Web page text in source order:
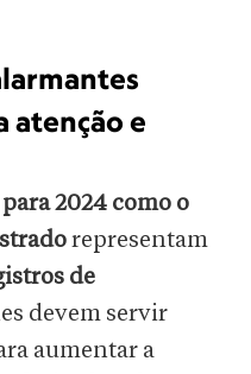
atenção e
2024 como o
representam
de
devem servir
aumentar a